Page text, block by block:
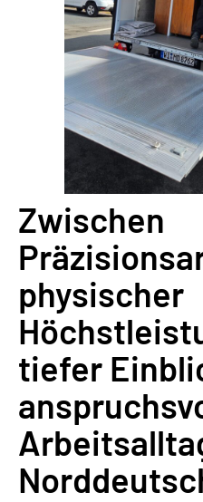
Zwischen
physischer
tiefer